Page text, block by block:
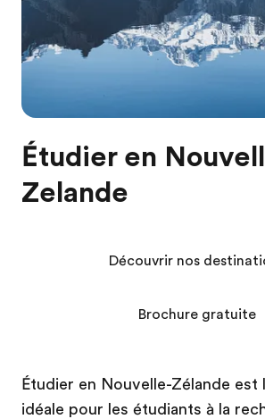
EF recrute
Rejoignez nos équipes
Étudier en
Zelande
Étudier en Nouvelle-Zélande est
idéale pour les étudiants à la
Découvrir nos
Brochure gratuite